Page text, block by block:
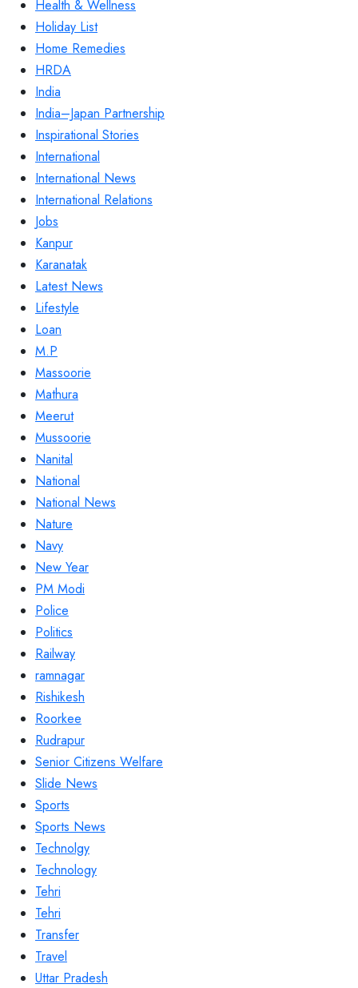
Health & Wellness
Holiday List
Home Remedies
HRDA
India
India–Japan Partnership
Inspirational Stories
International
International News
International Relations
Jobs
Kanpur
Karanatak
Latest News
Lifestyle
Loan
M.P
Massoorie
Mathura
Meerut
Mussoorie
Nanital
National
National News
Nature
Navy
New Year
PM Modi
Police
Politics
Railway
ramnagar
Rishikesh
Roorkee
Rudrapur
Senior Citizens Welfare
Slide News
Sports
Sports News
Technolgy
Technology
Tehri
Tehri
Transfer
Travel
Uttar Pradesh